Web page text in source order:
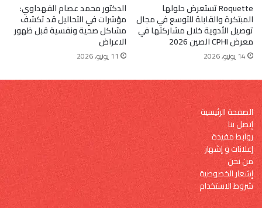
Roquette تستعرض حلولها
المبتكرة والقابلة للتوسع في مجال
توصيل الأدوية خلال مشاركتها في
معرض CPHI الصين 2026
14 يونيو, 2026
الدكتور محمد عصام الفهداوي:
مؤشرات في التحاليل قد تكشف
مشاكل صحية ونفسية قبل ظهور
الاعراض
11 يونيو, 2026
الصفحة الرئيسية
إتصل بنا
روابط مفيدة
إعلانات و إشهار
من نحن
إشعار الخصوصية
شروط الاستخدام